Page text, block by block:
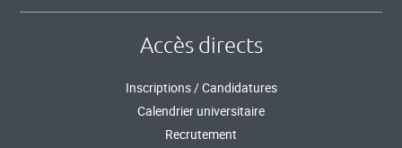
Accès directs
Inscriptions / Candidatures
Calendrier universitaire
Recrutement